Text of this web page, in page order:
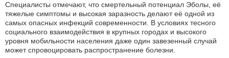
Специалисты отмечают, что смертельный потенциал Эболы, её
тяжелые симптомы и высокая заразность делают её одной из
самых опасных инфекций современности. В условиях тесного
социального взаимодействия в крупных городах и высокого
уровня мобильности населения даже один завезенный случай
может спровоцировать распространение болезни.